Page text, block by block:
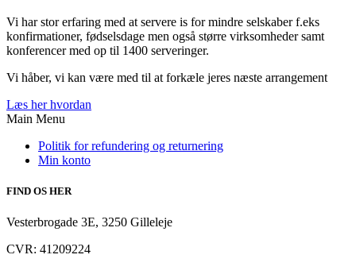
Vi har stor erfaring med at servere is for mindre selskaber f.eks
konfirmationer, fødselsdage men også større virksomheder samt
konferencer med op til 1400 serveringer.
Vi håber, vi kan være med til at forkæle jeres næste arrangement
Læs her hvordan
Main Menu
Politik for refundering og returnering
Min konto
FIND OS HER
Vesterbrogade 3E, 3250 Gilleleje
CVR: 41209224